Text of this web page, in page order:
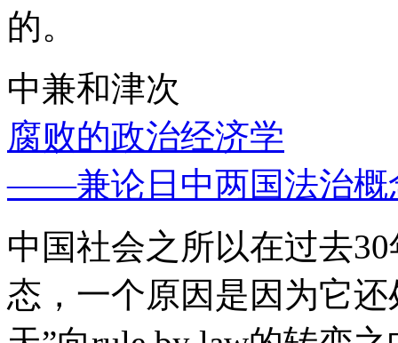
的。
中兼和津次
腐败的政治经济学
——兼论日中两国法治概
中国社会之所以在过去
态，一个原因是因为它